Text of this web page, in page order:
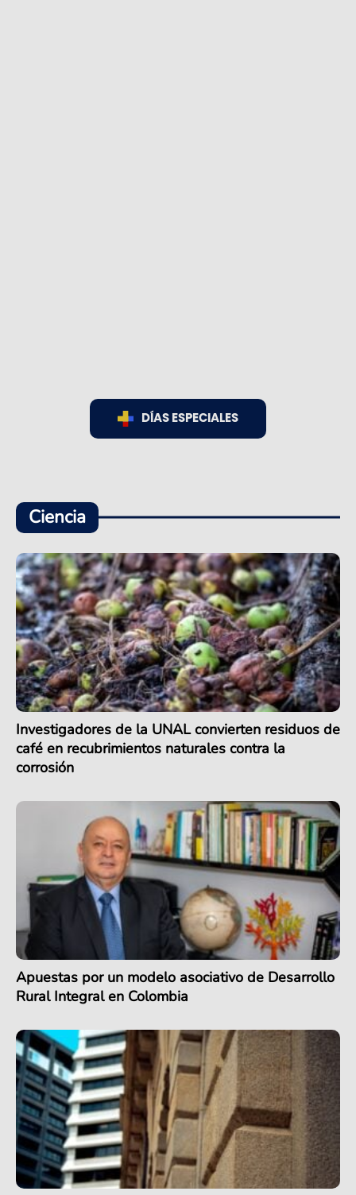
DÍAS ESPECIALES
Ciencia
Investigadores de la UNAL convierten residuos de
café en recubrimientos naturales contra la
corrosión
Apuestas por un modelo asociativo de Desarrollo
Rural Integral en Colombia